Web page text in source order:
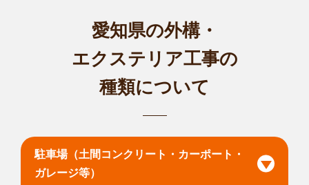
愛知県の外構・
エクステリア工事の
種類について
駐車場（土間コンクリート・カーポート・
ガレージ等）